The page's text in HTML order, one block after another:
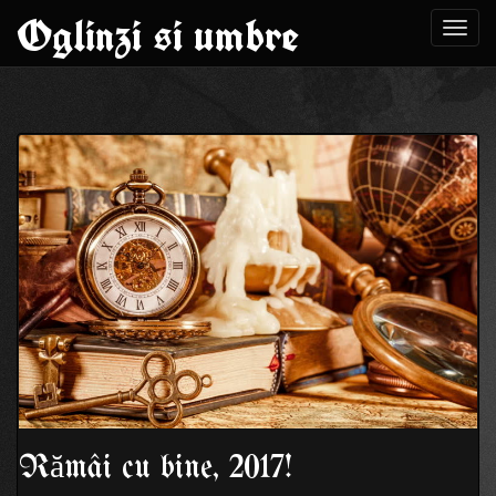
Skip
content
Oglinzi si umbre
Rămâi cu bine, 2017!